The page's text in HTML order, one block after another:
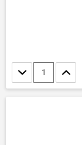
Stückzahl